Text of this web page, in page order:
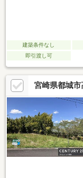
建築条件なし
即引渡し可
宮崎県都城市